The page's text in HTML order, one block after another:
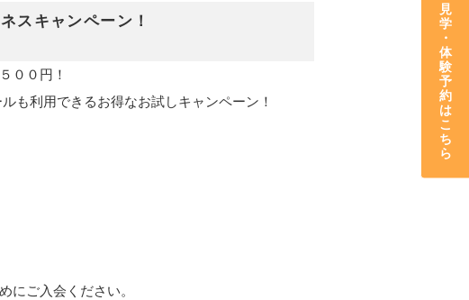
見
学
・
体
験
予
約
は
こ
ち
ら
スキャンペーン！
００円！
も利用できるお得なお試しキャンペーン！
にご入会ください。